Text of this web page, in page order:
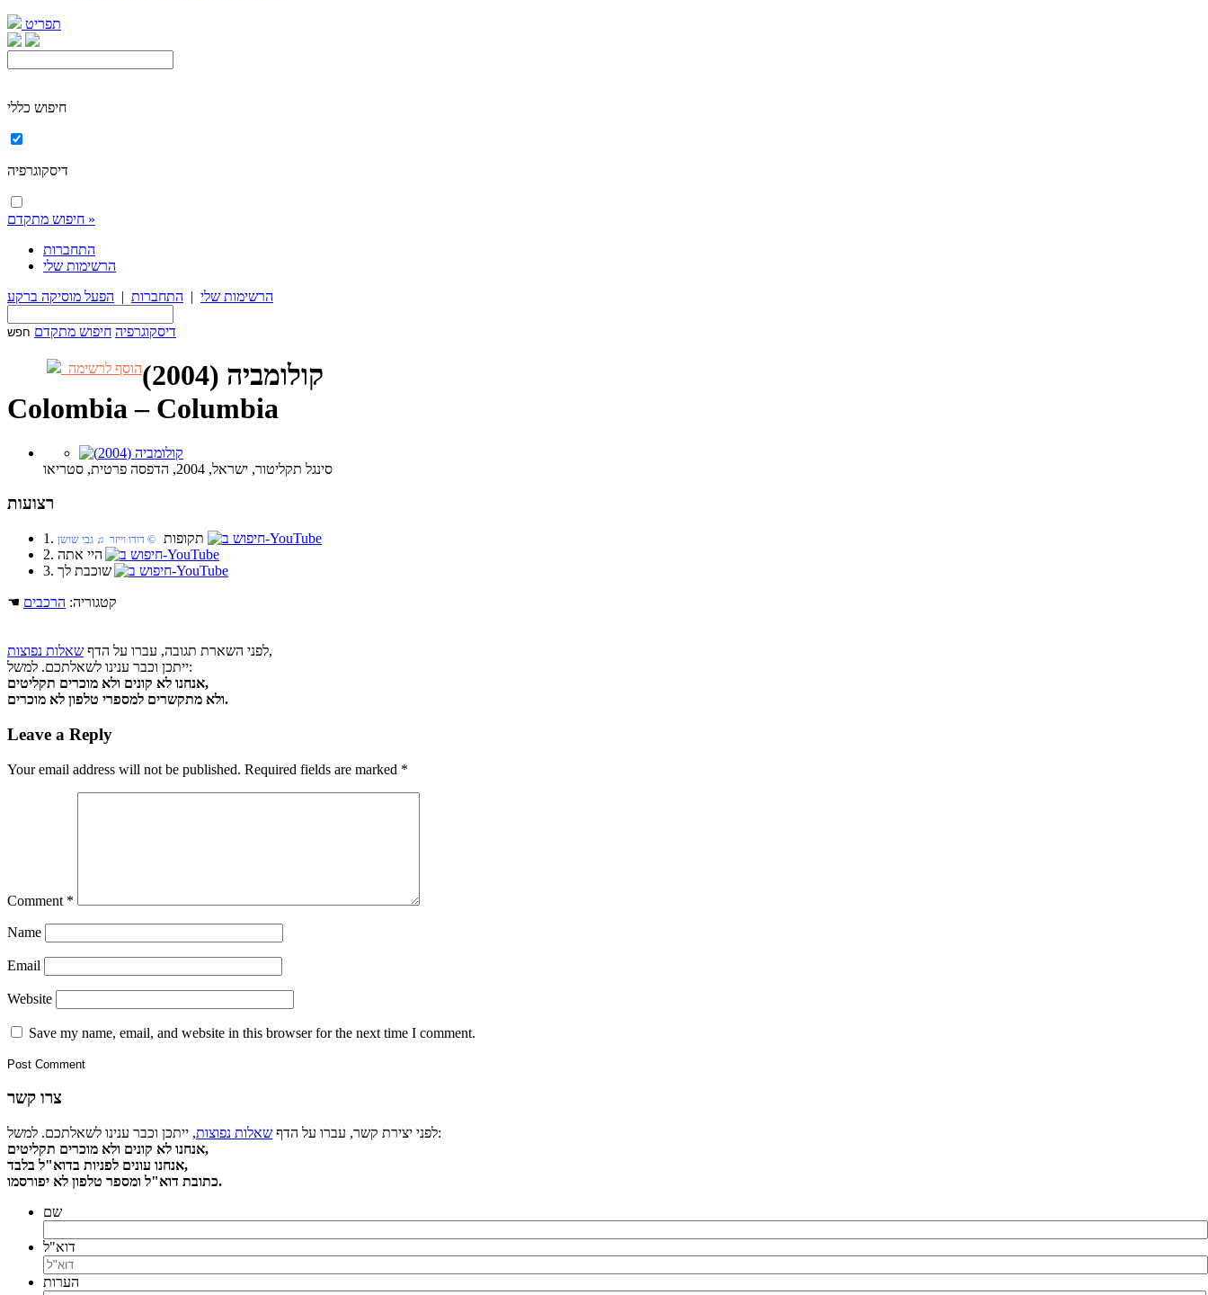
תפריט
חיפוש כללי
חיפוש מתקדם »
התחברות
הרשימות שלי
הרשימות שלי | התחברות | הפעל מוסיקה ברקע
דיסקוגרפיה חיפוש מתקדם
הוסף לרשימה
קולומביה (2004)
Colombia – Columbia
סינגל תקליטור, ישראל, 2004, הדפסה פרטית, סטריאו
רצועות
1. תקופות © דודו וייזר ♫ גבי שושן
2. היי אתה
3. שוכבת לך
☚ קטגוריה: הרכבים
לפני השארת תגובה, עברו על הדף שאלות נפוצות
,
ייתכן וכבר ענינו לשאלתכם. למשל:
אנחנו לא קונים ולא מוכרים תקליטים,
ולא מתקשרים למספרי טלפון לא מוכרים.
Leave a Reply
Your email address will not be published. Required fields are marked *
Comment *
Name
Email
Website
Save my name, email, and website in this browser for the next time I comment.
צרו קשר
לפני יצירת קשר, עברו על הדף שאלות נפוצות
, ייתכן וכבר ענינו לשאלתכם. למשל:
אנחנו לא קונים ולא מוכרים תקליטים,
אנחנו עונים לפניות בדוא"ל בלבד,
כתובת דוא"ל ומספר טלפון לא יפורסמו.
שם
דוא"ל
הערות